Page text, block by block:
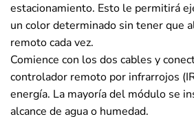
estacionamiento. Esto le permitirá
un color determinado sin tener que
remoto cada vez.
Comience con los dos cables y
controlador remoto por infrarrojos
energía. La mayoría del módulo se
alcance de agua o humedad.